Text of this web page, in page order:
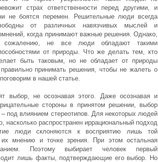
страх ответственности перед другими, и
не боятся перемен. Решительные люди всегда
от различных навязчивых мыслей и
когда принимают важные решения. Однако,
сожалению, не все люди обладают такими
от природы. Что же делать тем, кто
быть таковым, но не обладает от природы
принимать решения, чтобы не жалеть о
в нашей статье.
выбор, не осознавая этого. Даже осознавая и
стороны в принятом решении, выбор
под влиянием стереотипов. Для некоторых людей
насколько распространен иррациональный подход
люди склоняются к восприятию лишь той
их мнению и точке зрения. При этом остальная
Поэтому выбирает человек первый
лишь факты, подтверждающие его выбор. Но